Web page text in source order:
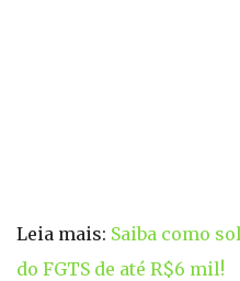
Leia mais: Saiba como
do FGTS de até R$6 mil!